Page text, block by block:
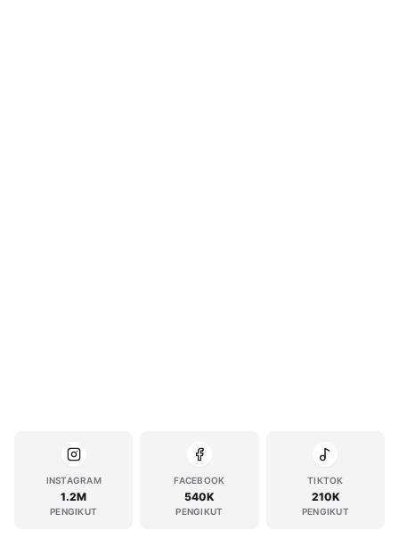
INSTAGRAM
1.2M
PENGIKUT
FACEBOOK
540K
PENGIKUT
TIKTOK
210K
PENGIKUT